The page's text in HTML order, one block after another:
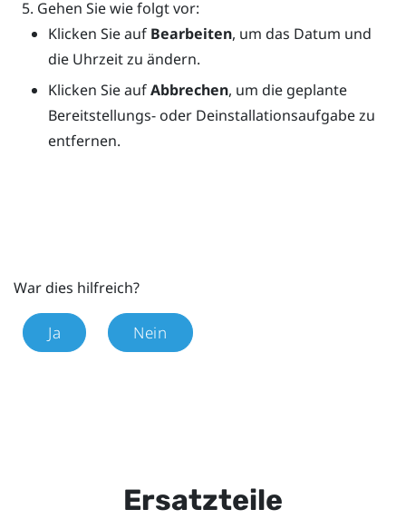
Gehen Sie wie folgt vor:
Klicken Sie auf Bearbeiten, um das Datum und
die Uhrzeit zu ändern.
Klicken Sie aufAbbrechen, um die geplante
Bereitstellungs- oder Deinstallationsaufgabe zu
entfernen.
War dies hilfreich?
Ja Nein
Ersatzteile